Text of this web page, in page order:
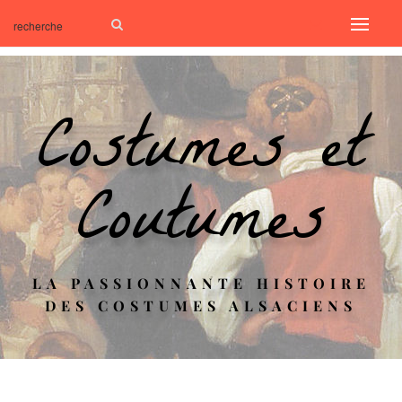
Costumes et
Coutumes
LA PASSIONNANTE HISTOIRE
DES COSTUMES ALSACIENS